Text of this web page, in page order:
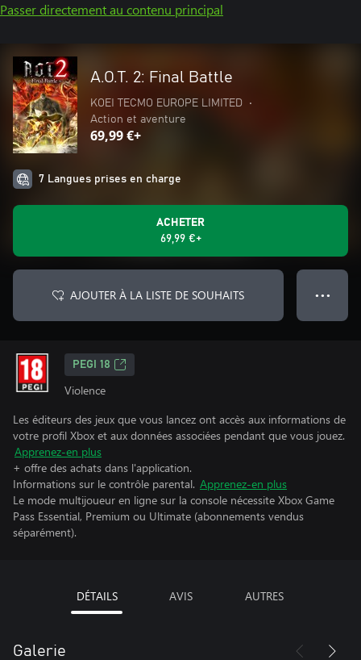
Passer directement au contenu principal
A.O.T. 2: Final Battle
KOEI TECMO EUROPE LIMITED
•
Action et aventure
69,99 €+
7 Langues prises en charge
ACHETER
69,99 €+
AJOUTER À LA LISTE DE SOUHAITS ● ● ●
PEGI 18
Violence
Les éditeurs des jeux que vous lancez ont accès aux informations de
votre profil Xbox et aux données associées pendant que vous jouez.
Apprenez-en plus
+ offre des achats dans l'application.
Informations sur le contrôle parental. Apprenez-en plus
Le mode multijoueur en ligne sur la console nécessite Xbox Game
Pass Essential, Premium ou Ultimate (abonnements vendus
séparément).
DÉTAILS AVIS AUTRES
Galerie